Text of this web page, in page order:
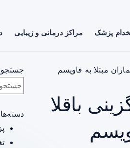
پزشک مراکز درمانی و زیبایی
مبتلا به فاویسم
باقلا
جستجو